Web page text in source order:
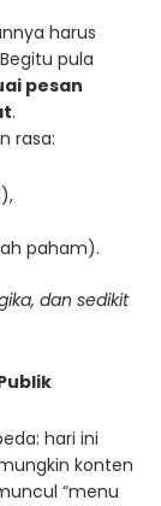
harus
pula
pesan
.
rasa:
paham).
dan sedikit
hari ini
konten
“menu